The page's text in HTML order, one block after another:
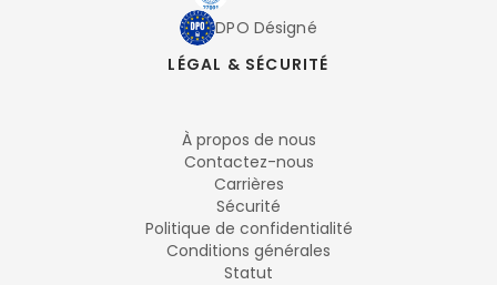
DPO Désigné
LÉGAL & SÉCURITÉ
À propos de nous
Contactez-nous
Carrières
Sécurité
Politique de confidentialité
Conditions générales
Statut